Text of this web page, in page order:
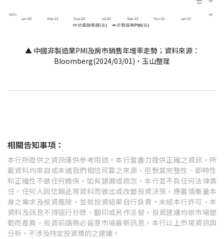
▲ 中國非製造業PMI及房市銷售年增率走勢；資料來源：
Bloomberg(2024/03/01)，玉山整理
相關告知事項：
本行所提供之資訊僅供參考用途。本行當盡力提供正確之資訊，所
載資料均來自或本諸我們相信可靠之來源，但對其完整性、即時性
和正確性不做任何擔保，如有錯漏或疏忽，本行並不負任何法律責
任。任何人因信賴此等資料而做出或改變投資決策，應審慎衡量本
身之需求及投資風險，並就投資結果自行負責。未經本行許可，本
資料及訊息不得逕行抄錄、翻印或另作派發。投資建議均依市場變
動而差異，投資前請務必留意市場最新訊息。本行以上市場資訊與
分析，不涉及特定投資標的之建議。